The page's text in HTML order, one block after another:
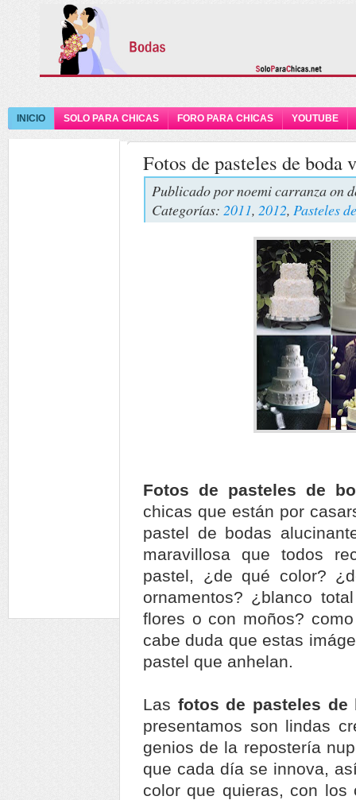
INICIO SOLO PARA CHICAS FORO PARA CHICAS YOUTUBE
Fotos de pasteles de boda
Publicado pornoemi carranzaon
Categorías: 2011, 2012, Pasteles
Fotos de pasteles de
chicas que están por
pastel de bodas
maravillosa que todos
pastel, ¿de qué color?
ornamentos? ¿blanco
flores o con moños?
cabe duda que estas
pastel que anhelan.
Las fotos de pasteles
presentamos son lindas
genios de la repostería
que cada día se innova,
color que quieras, con los